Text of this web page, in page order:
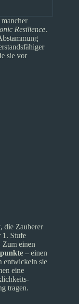
Resilience.
sie vor
die Zauberer
1. Stufe
Zum einen
– einen
entwickeln sie
eine
tragen.